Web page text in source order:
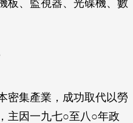
板、監視器、光碟機、數
密集產業，成功取代以勞
主因一九七○至八○年政